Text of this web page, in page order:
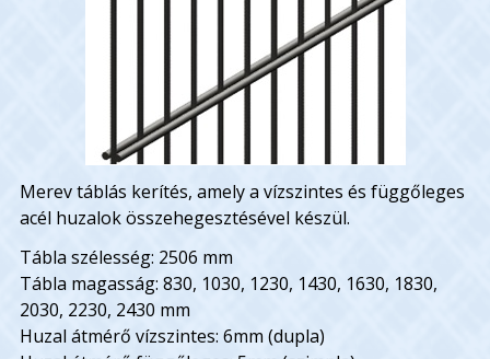
Merev táblás kerítés, amely a vízszintes és függőleges
acél huzalok összehegesztésével készül.
Tábla szélesség: 2506 mm
Tábla magasság: 830, 1030, 1230, 1430, 1630, 1830,
2030, 2230, 2430 mm
Huzal átmérő vízszintes: 6mm (dupla)